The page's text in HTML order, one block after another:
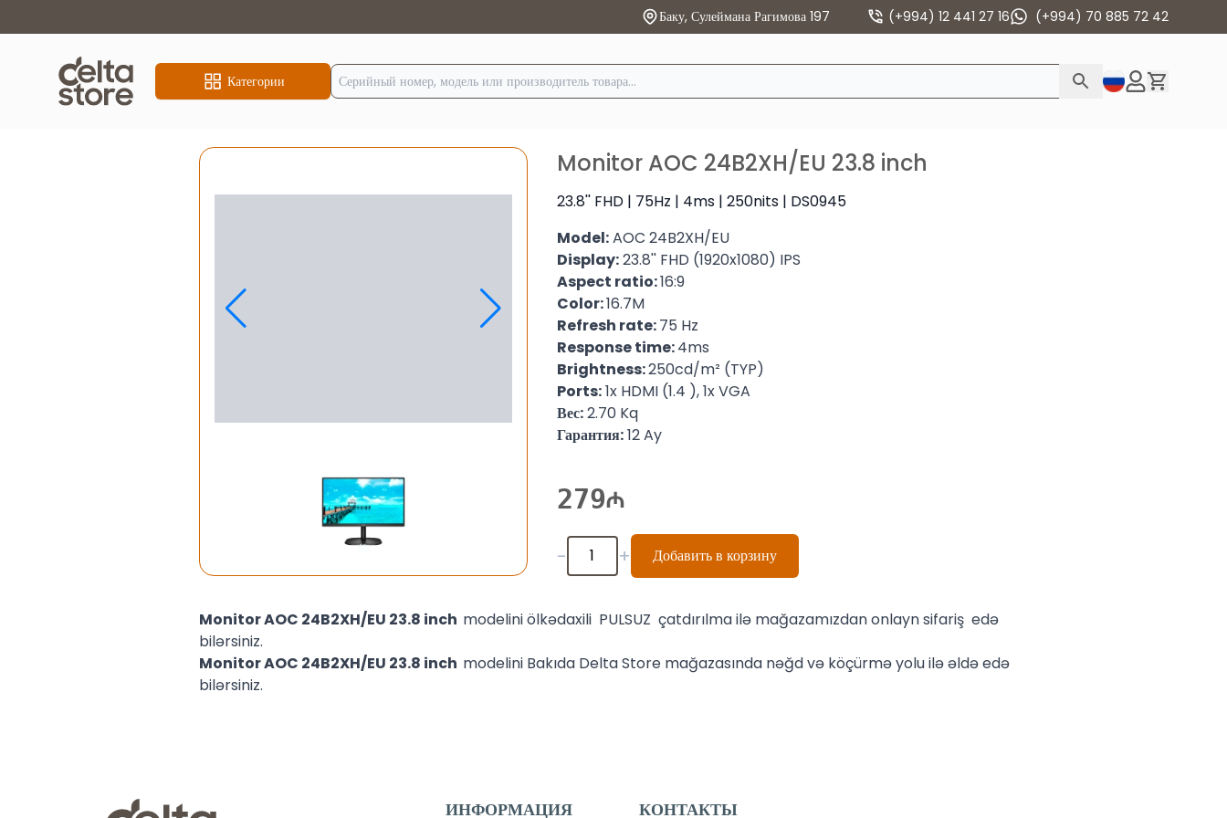
Баку, Сулеймана Рагимова 197 (+994) 12 441 27 16 (+994) 70 885 72 42
Категории
Monitor AOC 24B2XH/EU 23.8 inch
23.8'' FHD | 75Hz | 4ms | 250nits | DS0945
Model:AOC 24B2XH/EU
Display:23.8'' FHD (1920x1080) IPS
Aspect ratio:16:9
Color:16.7M
Refresh rate:75 Hz
Response time:4ms
Brightness:250cd/m² (TYP)
Ports:1x HDMI (1.4 ), 1x VGA
Вес:2.70 Kq
Гарантия:12 Ay
279
- + Добавить в корзину
Monitor AOC 24B2XH/EU 23.8 inch modelini ölkədaxili PULSUZ çatdırılma ilə mağazamızdan onlayn sifariş edə
bilərsiniz.
Monitor AOC 24B2XH/EU 23.8 inch modelini Bakıda Delta Store mağazasında nəğd və köçürmə yolu ilə əldə edə
bilərsiniz.
ИНФОРМАЦИЯ КОНТАКТЫ